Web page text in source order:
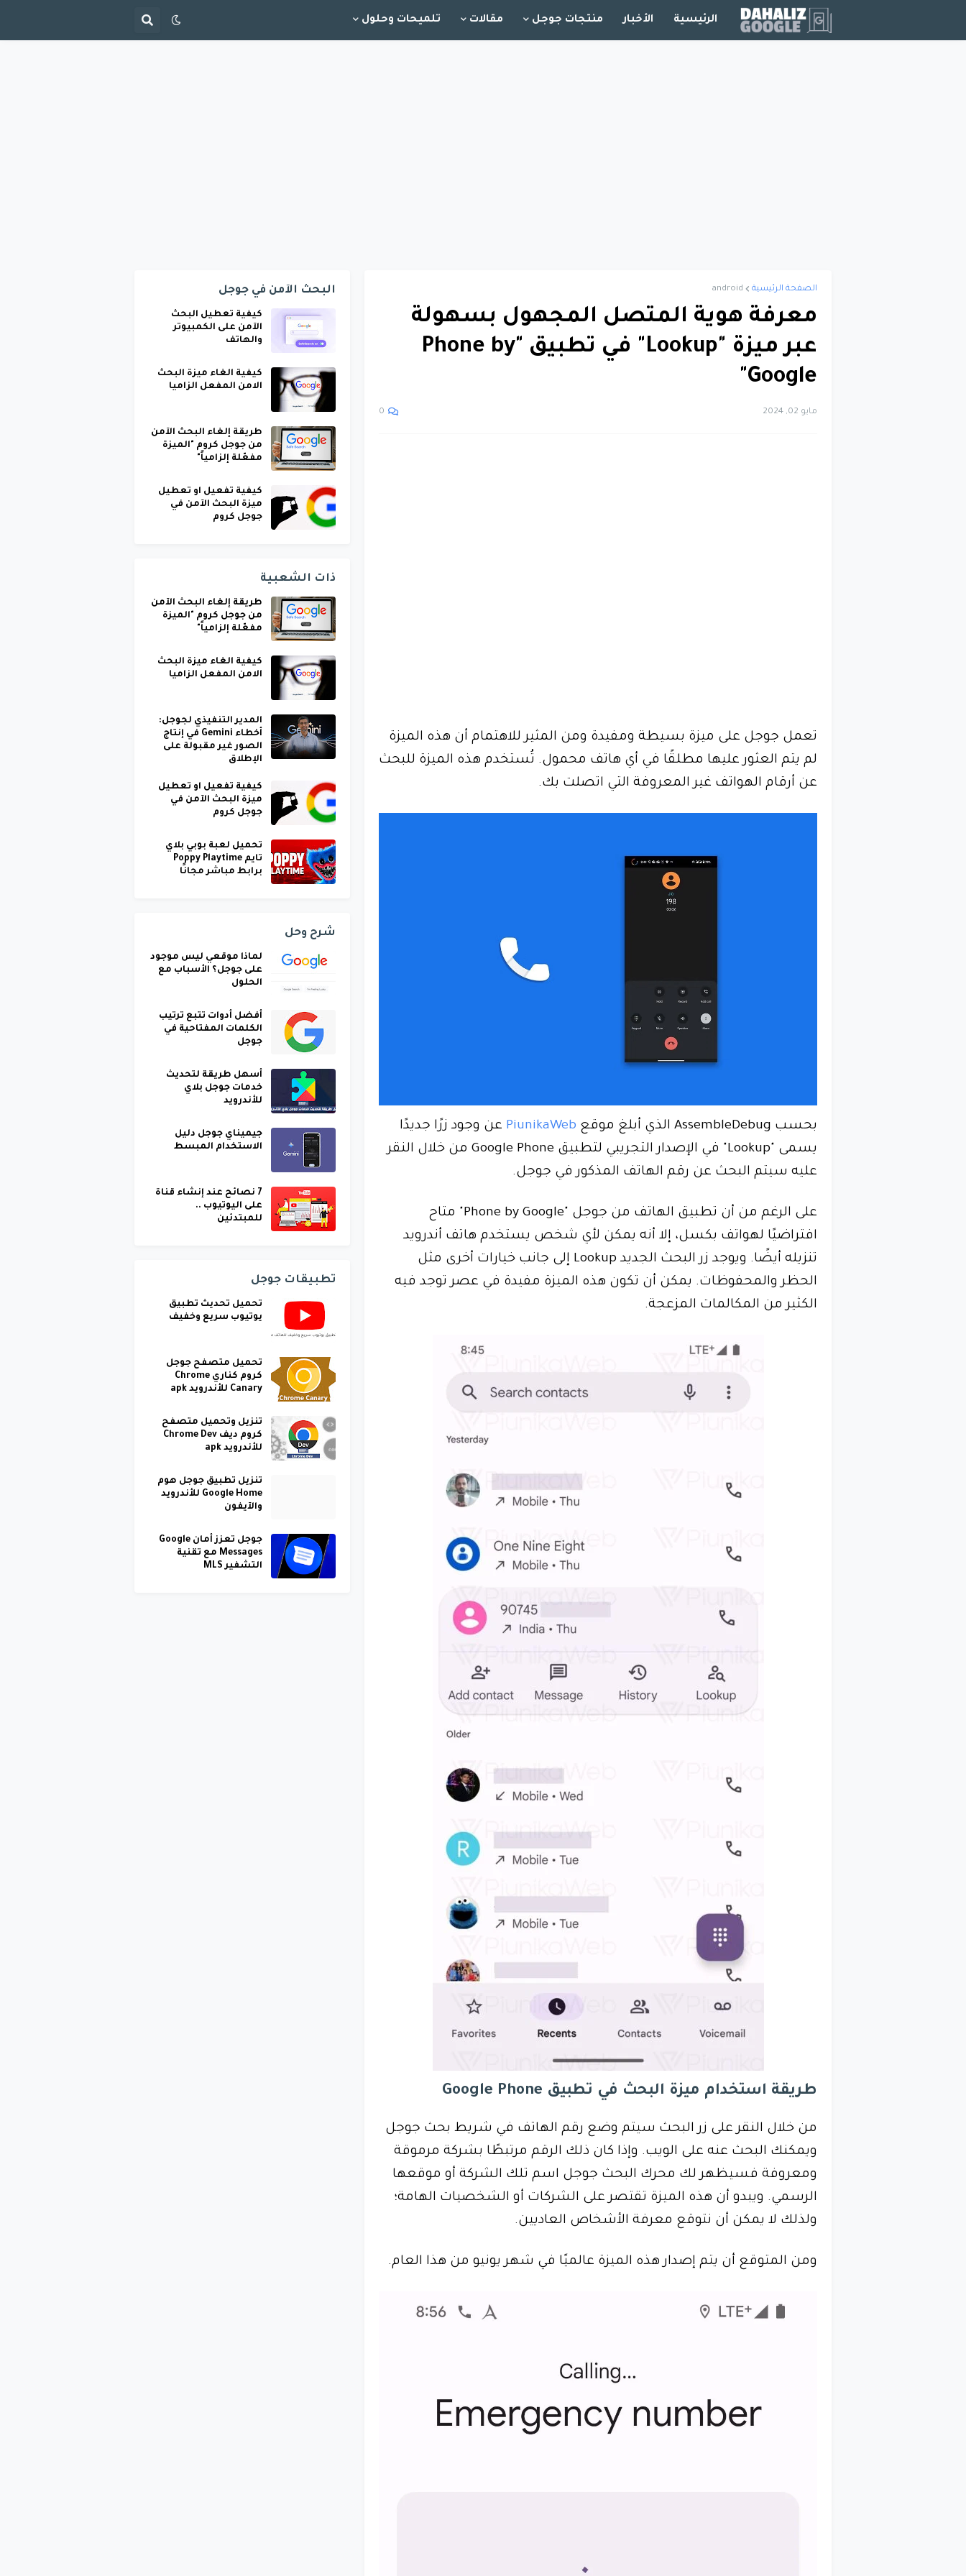
الرئيسية الأخبار منتجات جوجل مقالات تلميحات وحلول
الصفحة الرئيسية android
معرفة هوية المتصل المجهول بسهولة
عبر ميزة "Lookup" في تطبيق "Phone by
Google"
مايو 02, 2024 0
تعمل جوجل على ميزة بسيطة ومفيدة ومن المثير للاهتمام أن هذه الميزة
لم يتم العثور عليها مطلقًا في أي هاتف محمول. تُستخدم هذه الميزة للبحث
عن أرقام الهواتف غير المعروفة التي اتصلت بك.
بحسب AssembleDebug الذي أبلغ موقع PiunikaWeb عن وجود زرًا جديدًا
يسمى "Lookup" في الإصدار التجريبي لتطبيق Google Phone من خلال النقر
عليه سيتم البحث عن رقم الهاتف المذكور في جوجل.
على الرغم من أن تطبيق الهاتف من جوجل "Phone by Google" متاح
افتراضيًا لهواتف بكسل، إلا أنه يمكن لأي شخص يستخدم هاتف أندرويد
تنزيله أيضًا. ويوجد زر البحث الجديد Lookup إلى جانب خيارات أخرى مثل
الحظر والمحفوظات. يمكن أن تكون هذه الميزة مفيدة في عصر توجد فيه
الكثير من المكالمات المزعجة.
طريقة استخدام ميزة البحث في تطبيق Google Phone
من خلال النقر على زر البحث سيتم وضع رقم الهاتف في شريط بحث جوجل
ويمكنك البحث عنه على الويب. وإذا كان ذلك الرقم مرتبطًا بشركة مرموقة
ومعروفة فسيظهر لك محرك البحث جوجل اسم تلك الشركة أو موقعها
الرسمي. ويبدو أن هذه الميزة تقتصر على الشركات أو الشخصيات الهامة؛
ولذلك لا يمكن أن نتوقع معرفة الأشخاص العاديين.
ومن المتوقع أن يتم إصدار هذه الميزة عالميًا في شهر يونيو من هذا العام.
البحث الآمن في جوجل
كيفية تعطيل البحث
الآمن على الكمبيوتر
والهاتف
كيفية الغاء ميزة البحث
الامن المفعل الزاميا
طريقة إلغاء البحث الآمن
من جوجل كروم "الميزة
مفعّلة إلزامياً"
كيفية تفعيل او تعطيل
ميزة البحث الآمن في
جوجل كروم
ذات الشعبية
طريقة إلغاء البحث الآمن
من جوجل كروم "الميزة
مفعّلة إلزامياً"
كيفية الغاء ميزة البحث
الامن المفعل الزاميا
المدير التنفيذي لجوجل:
أخطاء Gemini في إنتاج
الصور غير مقبولة على
الإطلاق
كيفية تفعيل او تعطيل
ميزة البحث الآمن في
جوجل كروم
تحميل لعبة بوبي بلاي
تايم Poppy Playtime
برابط مباشر مجانًا
شرح وحل
لماذا موقعي ليس موجود
على جوجل؟ الأسباب مع
الحلول
أفضل أدوات تتبع ترتيب
الكلمات المفتاحية في
جوجل
أسهل طريقة لتحديث
خدمات جوجل بلاي
للأندرويد
جيميناي جوجل دليل
الاستخدام المبسط
7 نصائح عند إنشاء قناة
على اليوتيوب ..
للمبتدئين
تطبيقات جوجل
تحميل تحديث تطبيق
يوتيوب سريع وخفيف
تحميل متصفح جوجل
كروم كناري Chrome
Canary للأندرويد apk
تنزيل وتحميل متصفح
كروم ديف Chrome Dev
للأندرويد apk
تنزيل تطبيق جوجل هوم
Google Home للأندرويد
والآيفون
جوجل تعزز أمان Google
Messages مع تقنية
التشفير MLS